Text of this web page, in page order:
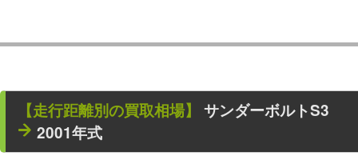
【走行距離別の買取相場】 サンダーボルトS3
2001年式